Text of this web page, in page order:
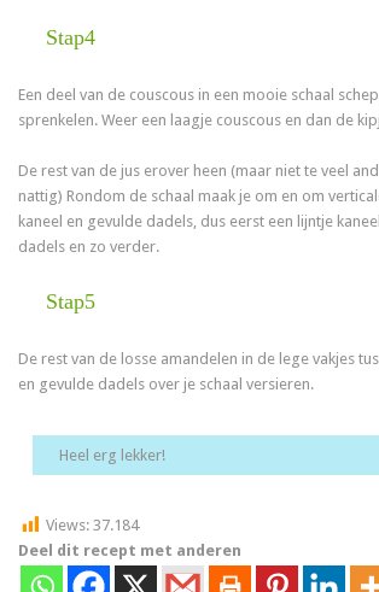
Stap4
Een deel van de couscous in een mooie schaal
sprenkelen. Weer een laagje couscous en dan de
De rest van de jus erover heen (maar niet te veel
nattig) Rondom de schaal maak je om en om
kaneel en gevulde dadels, dus eerst een lijntje
dadels en zo verder.
Stap5
De rest van de losse amandelen in de lege vakjes
en gevulde dadels over je schaal versieren.
Heel erg lekker!
Views: 37.184
Deel dit recept met anderen